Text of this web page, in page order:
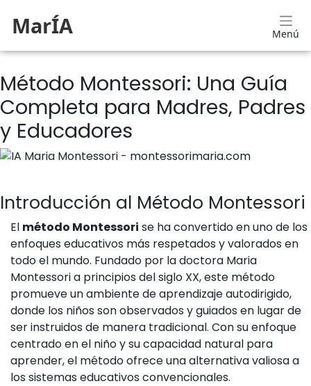
MarÍA Menú
Método Montessori: Una Guía
Completa para Madres, Padres
y Educadores
Introducción al Método Montessori
El método Montessori se ha convertido en uno de los
enfoques educativos más respetados y valorados en
todo el mundo. Fundado por la doctora Maria
Montessori a principios del siglo XX, este método
promueve un ambiente de aprendizaje autodirigido,
donde los niños son observados y guiados en lugar de
ser instruidos de manera tradicional. Con su enfoque
centrado en el niño y su capacidad natural para
aprender, el método ofrece una alternativa valiosa a
los sistemas educativos convencionales.